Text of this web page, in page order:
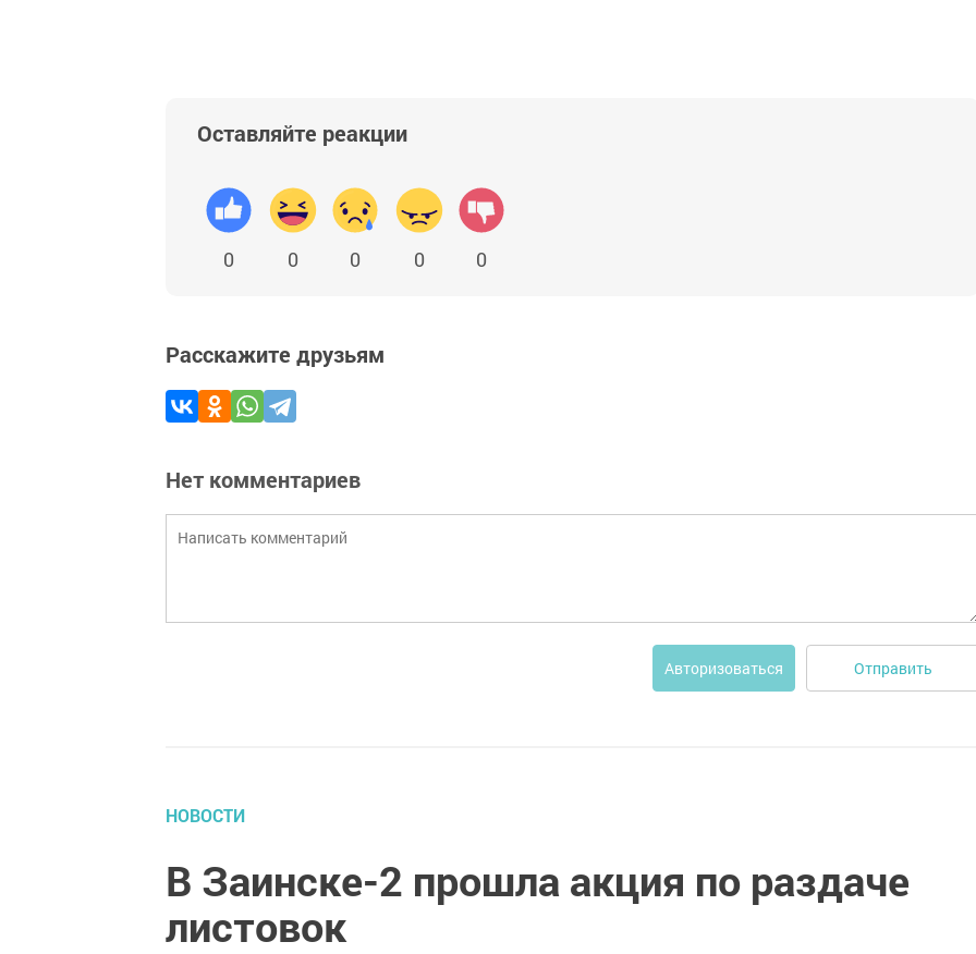
Оставляйте реакции
0 0 0 0 0
Расскажите друзьям
Нет комментариев
Авторизоваться Отправить
НОВОСТИ
В Заинске-2 прошла акция по раздаче
листовок